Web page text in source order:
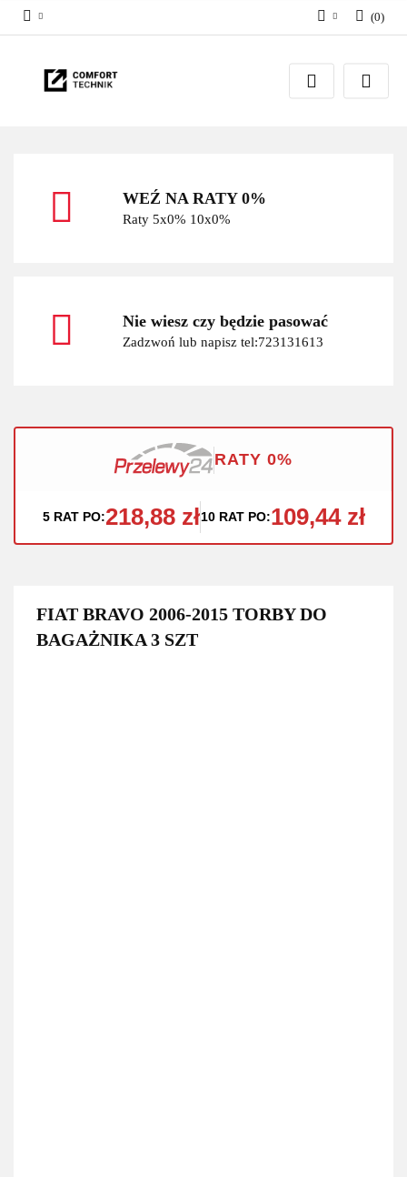
Zaloguj się
Zarejestruj się
(0)
WEŹ NA RATY 0%
Raty 5x0% 10x0%
Nie wiesz czy będzie pasować
Zadzwoń lub napisz tel:723131613
RATY 0%
5 RAT PO:218,88 zł10 RAT PO:109,44 zł
FIAT BRAVO 2006-2015 TORBY DO
BAGAŻNIKA 3 SZT